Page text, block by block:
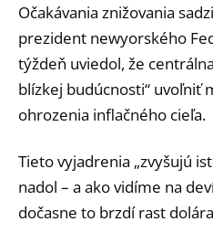
Očakávania znižovania
prezident newyorského
týždeň uviedol, že
blízkej budúcnosti“ uvoľniť
ohrozenia inflačného cieľa.
Tieto vyjadrenia „zvyšujú
nadol – a ako vidíme na
dočasne to brzdí rast